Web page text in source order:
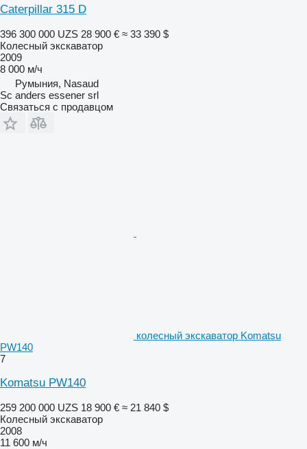
Caterpillar 315 D
396 300 000 UZS 28 900 € ≈ 33 390 $
Колесный экскаватор
2009
8 000 м/ч
Румыния, Nasaud
Sc anders essener srl
Связаться с продавцом
колесный экскаватор Komatsu
PW140
7
Komatsu PW140
259 200 000 UZS 18 900 € ≈ 21 840 $
Колесный экскаватор
2008
11 600 м/ч